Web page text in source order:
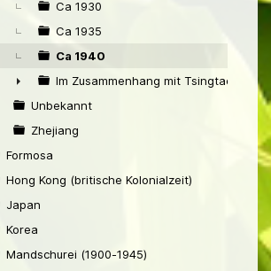
Ca 1930
Ca 1935
Ca 1940
►
Im Zusammenhang mit Tsingtao
Unbekannt
Zhejiang
Formosa
Hong Kong (britische Kolonialzeit)
Japan
Korea
Mandschurei (1900-1945)